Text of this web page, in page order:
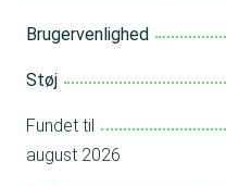
Brugervenlighed
Støj
Fundet til
august 2026